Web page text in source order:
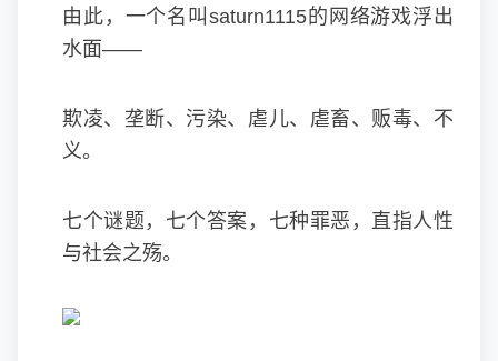
由此，一个名叫saturn1115的网络游戏浮出
水面——
欺凌、垄断、污染、虐儿、虐畜、贩毒、不
义。
七个谜题，七个答案，七种罪恶，直指人性
与社会之殇。